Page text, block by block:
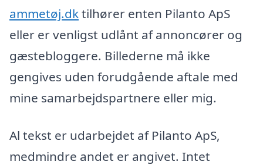
ammetøj.dktilhører enten Pilanto ApS
eller er venligst udlånt af annoncører og
gæstebloggere. Billederne må ikke
gengives uden forudgående aftale med
mine samarbejdspartnere eller mig.
Al tekst er udarbejdet af Pilanto ApS,
medmindre andet er angivet. Intet